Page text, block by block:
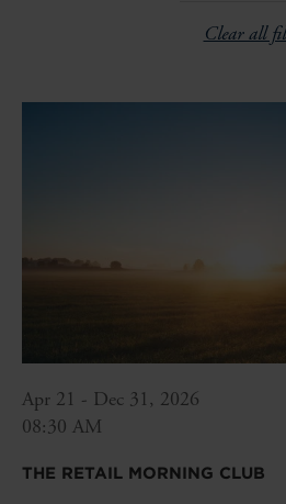
Clear all
Apr 21 - Dec 31, 2026
08:30 AM
THE RETAIL MORNING CLUB